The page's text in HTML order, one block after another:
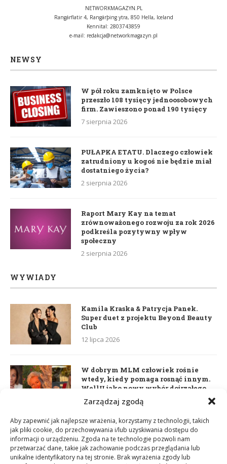
Zarządzaj zgodą
Aby zapewnić jak najlepsze wrażenia, korzystamy z technologii, takich
jak pliki cookie, do przechowywania i/lub uzyskiwania dostępu do
informacji o urządzeniu. Zgoda na te technologie pozwoli nam
przetwarzać dane, takie jak zachowanie podczas przeglądania lub
unikalne identyfikatory na tej stronie. Brak wyrażenia zgody lub
NETWORKMAGAZYN.PL
Rangárflatir 4, Rangárþing ytra, 850 Hella, Iceland
Kennital: 2803743859
e-mail: redakcja@networkmagazyn.pl
NEWSY
W pół roku zamknięto w Polsce
przeszło 108 tysięcy jednoosobowych
firm. Zawieszono ponad 190 tysięcy
7 sierpnia 2026
PUŁAPKA ETATU. Dlaczego człowiek
zatrudniony u kogoś nie będzie miał
dostatniego życia?
2 sierpnia 2026
Raport Mary Kay na temat
zrównoważonego rozwoju za rok 2026
podkreśla pozytywny wpływ
społeczny
2 sierpnia 2026
WYWIADY
Kamila Kraska & Patrycja Panek.
Super duet z projektu Beyond Beauty
Club
12 lipca 2026
W dobrym MLM człowiek rośnie
wtedy, kiedy pomaga rosnąć innym.
WellU jako nowy wybór dojrzałego
lidera
Daria Dudzik. Kocham Cię
17 kwietnia 2026